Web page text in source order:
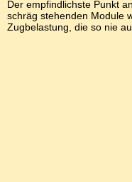
Der empfindlichste Punkt
schräg stehenden Module
Zugbelastung, die so nie